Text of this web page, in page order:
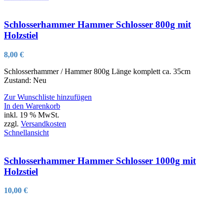
Schlosserhammer Hammer Schlosser 800g mit
Holzstiel
8,00 €
Schlosserhammer / Hammer 800g Länge komplett ca. 35cm
Zustand: Neu
Zur Wunschliste hinzufügen
In den Warenkorb
inkl. 19 % MwSt.
zzgl. Versandkosten
Schnellansicht
Schlosserhammer Hammer Schlosser 1000g mit
Holzstiel
10,00 €